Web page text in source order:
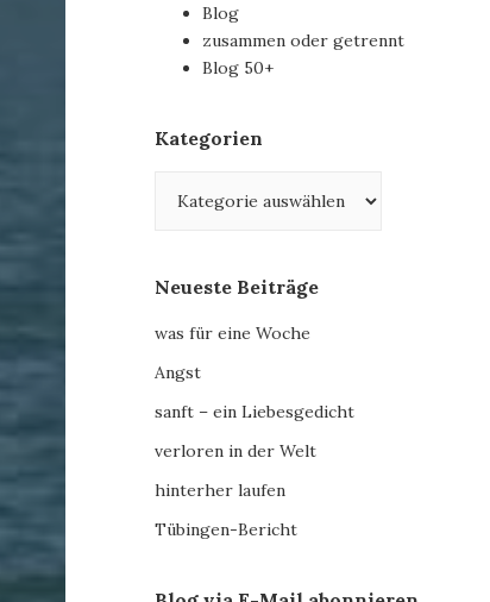
Blog
zusammen oder getrennt
Blog 50+
Kategorien
Neueste Beiträge
was für eine Woche
Angst
sanft – ein Liebesgedicht
verloren in der Welt
hinterher laufen
Tübingen-Bericht